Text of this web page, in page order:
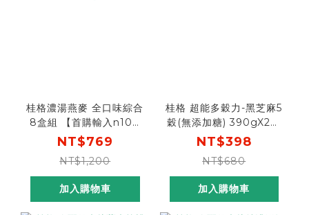
桂格濃湯燕麥 全口味綜合
8盒組 【首購輸入n100
折$100】
NT$769
NT$1,200
加入購物車
桂格 超能多穀力-黑芝麻5
穀(無添加糖) 390gX2罐
組
NT$398
NT$680
加入購物車